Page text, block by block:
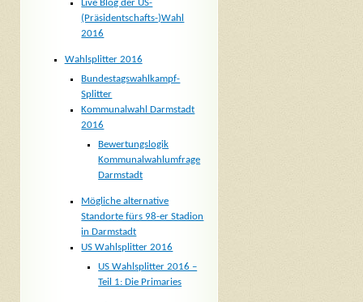
Live Blog der US-
(Präsidentschafts-)Wahl
2016
Wahlsplitter 2016
Bundestagswahlkampf-
Splitter
Kommunalwahl Darmstadt
2016
Bewertungslogik
Kommunalwahlumfrage
Darmstadt
Mögliche alternative
Standorte fürs 98-er Stadion
in Darmstadt
US Wahlsplitter 2016
US Wahlsplitter 2016 –
Teil 1: Die Primaries